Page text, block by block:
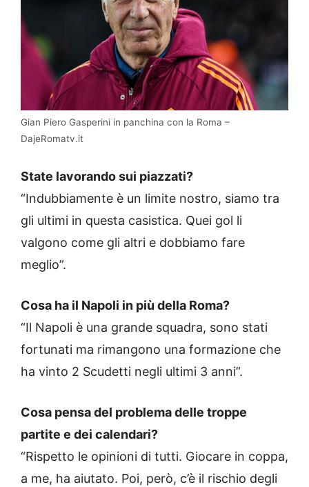
Gian Piero Gasperini in panchina con la Roma –
DajeRomatv.it
State lavorando sui piazzati?
“Indubbiamente è un limite nostro, siamo tra
gli ultimi in questa casistica. Quei gol li
valgono come gli altri e dobbiamo fare
meglio”.
Cosa ha il Napoli in più della Roma?
“Il Napoli è una grande squadra, sono stati
fortunati ma rimangono una formazione che
ha vinto 2 Scudetti negli ultimi 3 anni”.
Cosa pensa del problema delle troppe
partite e dei calendari?
“Rispetto le opinioni di tutti. Giocare in coppa,
a me, ha aiutato. Poi, però, c’è il rischio degli